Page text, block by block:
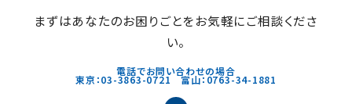
まずはあなたのお困りごとをお気軽にご相談くださ
い。
電話でお問い合わせの場合
東京：03-3863-0721 富山：0763-34-1881